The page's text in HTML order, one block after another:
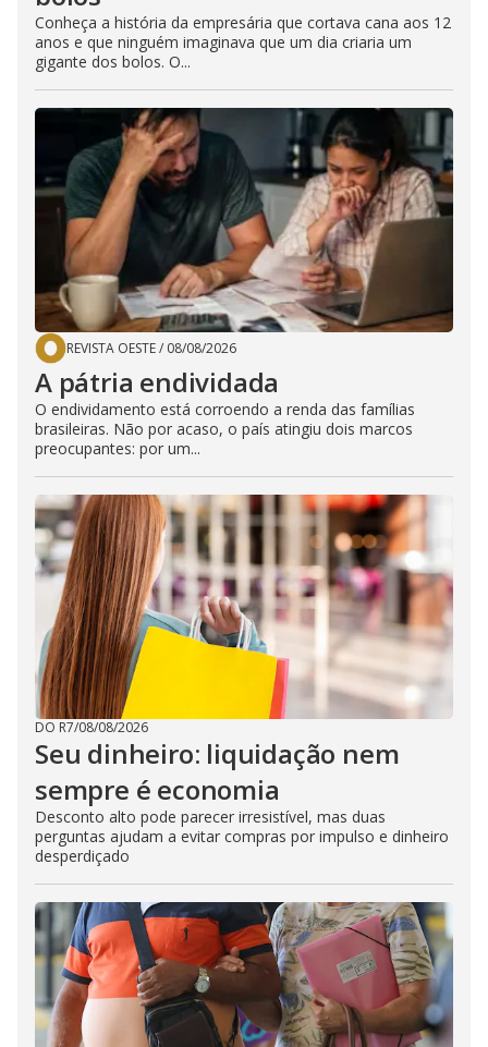
Conheça a história da empresária que cortava cana aos 12
anos e que ninguém imaginava que um dia criaria um
gigante dos bolos. O...
REVISTA OESTE/ 08/08/2026
A pátria endividada
O endividamento está corroendo a renda das famílias
brasileiras. Não por acaso, o país atingiu dois marcos
preocupantes: por um...
DO R7/08/08/2026
Seu dinheiro: liquidação nem
sempre é economia
Desconto alto pode parecer irresistível, mas duas
perguntas ajudam a evitar compras por impulso e dinheiro
desperdiçado